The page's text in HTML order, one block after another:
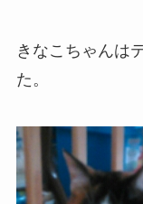
きなこちゃんは
た。